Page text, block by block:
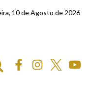
10 de Agosto de 2026